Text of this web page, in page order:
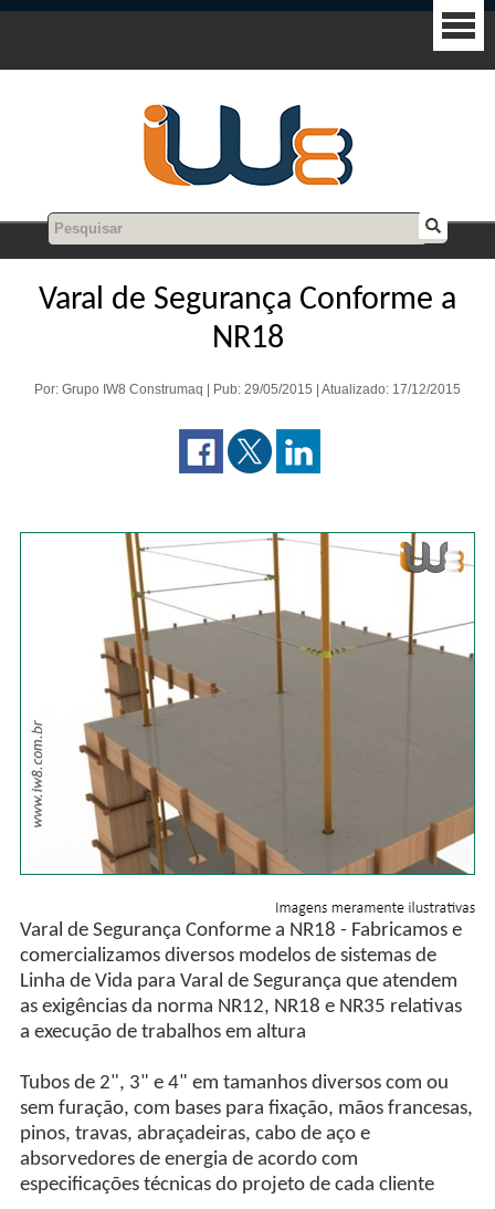
Varal de Segurança Conforme a
NR18
Por: Grupo IW8 Construmaq | Pub: 29/05/2015 | Atualizado: 17/12/2015
Varal de Segurança Conforme a NR18 - Fabricamos e
comercializamos diversos modelos de sistemas de
Linha de Vida para Varal de Segurança que atendem
as exigências da norma NR12, NR18 e NR35 relativas
a execução de trabalhos em altura
Tubos de 2", 3" e 4" em tamanhos diversos com ou
sem furação, com bases para fixação, mãos francesas,
pinos, travas, abraçadeiras, cabo de aço e
absorvedores de energia de acordo com
especificações técnicas do projeto de cada cliente